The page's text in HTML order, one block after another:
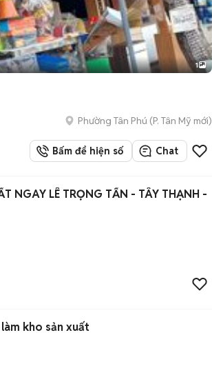
1
Phường Tân Phú (P. Tân Mỹ mới)
Bấm để hiện số Chat
NGAY LÊ TRỌNG TẤN - TÂY THẠNH -
kho sản xuất